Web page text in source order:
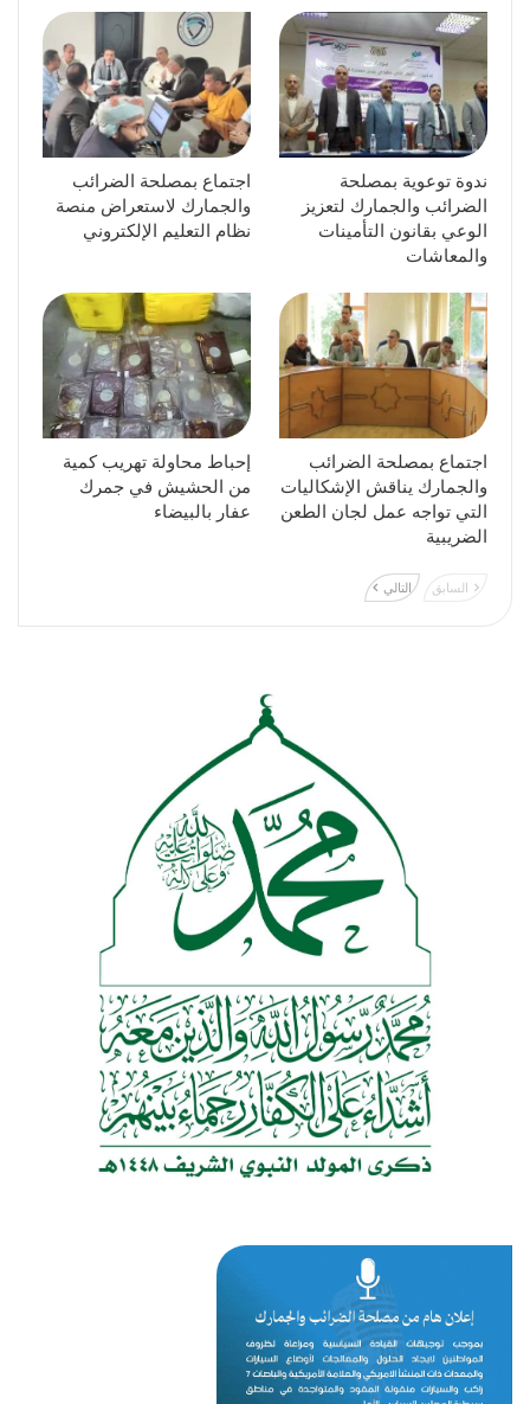
ندوة توعوية بمصلحة
الضرائب والجمارك لتعزيز
الوعي بقانون التأمينات
والمعاشات
اجتماع بمصلحة الضرائب
والجمارك لاستعراض منصة
نظام التعليم الإلكتروني
اجتماع بمصلحة الضرائب
والجمارك يناقش الإشكاليات
التي تواجه عمل لجان الطعن
الضريبية
إحباط محاولة تهريب كمية
من الحشيش في جمرك
عفار بالبيضاء
السابق التالي